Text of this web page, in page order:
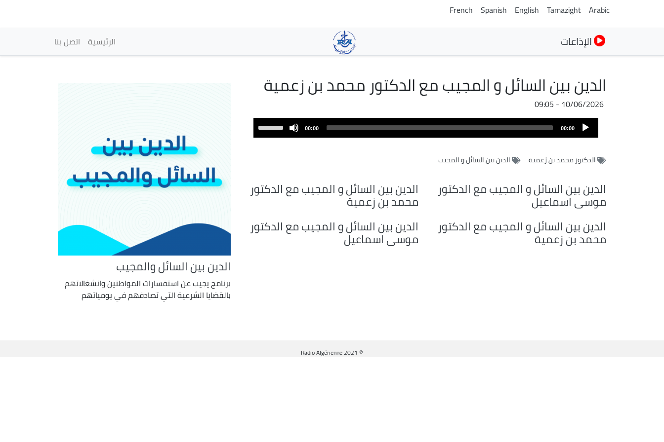
Arabic
Tamazight
English
Spanish
French
الإذاعات principale
الرئيسية اتصل بنا
الدين بين السائل و المجيب مع الدكتور محمد بن زعمية
10/06/2026 - 09:05
ملف
الصوت
Audio
Player
00:00
00:00
or
الدكتور محمد بن زعمية الدين بين السائل و المجيب
الدين بين السائل و المجيب مع الدكتور
موسى اسماعيل
الدين بين السائل و المجيب مع الدكتور
محمد بن زعمية
الدين بين السائل و المجيب مع الدكتور
محمد بن زعمية
الدين بين السائل و المجيب مع الدكتور
موسى اسماعيل
الدين بين السائل والمجيب
برنامج يجيب عن استفسارات المواطنين وانشغالاتهم
بالقضايا الشرعية التي تصادفهم في يومياتهم
© Radio Algérienne 2021